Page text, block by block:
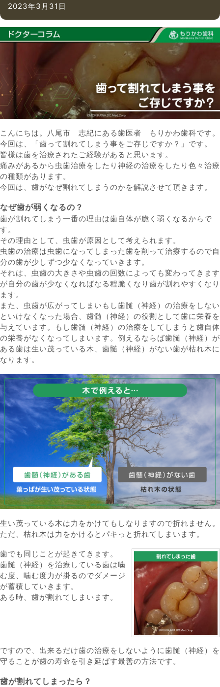
2023年3月31日
こんにちは。八尾市 志紀にある歯医者 もりかわ歯科です。
今回は、「歯って割れてしまう事をご存じですか？」です。
皆様は歯を治療されたご経験があると思います。
痛みがあるから虫歯治療をしたり神経の治療をしたり色々治療
の種類があります。
今回は、歯がなぜ割れてしまうのかを解説させて頂きます。
なぜ歯が弱くなるの？
歯が割れてしまう一番の理由は歯自体が脆く弱くなるからで
す。
その理由として、虫歯が原因として考えられます。
虫歯の治療は虫歯になってしまった歯を削って治療するので自
分の歯が少しずつ少なくなっていきます。
それは、虫歯の大きさや虫歯の回数によっても変わってきます
が自分の歯が少なくなればなる程脆くなり歯が割れやすくなり
ます。
また、虫歯が広がってしまいもし歯髄（神経）の治療をしない
といけなくなった場合、歯髄（神経）の役割として歯に栄養を
与えています。もし歯髄（神経）の治療をしてしまうと歯自体
の栄養がなくなってしまいます。例えるならば歯髄（神経）が
ある歯は生い茂っている木、歯髄（神経）がない歯が枯れ木に
なります。
生い茂っている木は力をかけてもしなりますので折れません。
ただ、枯れ木は力をかけるとパキっと折れてしまいます。
歯でも同じことが起きてきます。
歯髄（神経）を治療している歯は噛
む度、噛む度力が掛るのでダメージ
が蓄積していきます。
ある時、歯が割れてしまいます。
ですので、出来るだけ歯の治療をしないように歯髄（神経）を
守ることが歯の寿命を引き延ばす最善の方法です。
歯が割れてしまったら？